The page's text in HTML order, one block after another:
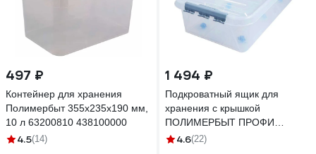
497 ₽
Контейнер для хранения
Полимербыт 355х235х190 мм,
10 л 63200810 438100000
4.5(14)
1 494 ₽
Подкроватный ящик для
хранения с крышкой
ПОЛИМЕРБЫТ ПРОФИ
Комфорт 35 л, на колесах,
4.6(22)